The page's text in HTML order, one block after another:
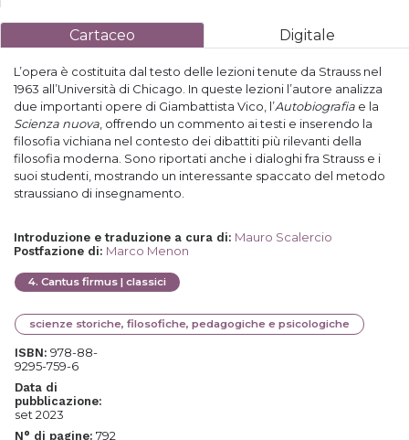
Cartaceo Digitale
L’opera è costituita dal testo delle lezioni tenute da Strauss nel
1963 all’Università di Chicago. In queste lezioni l’autore analizza
due importanti opere di Giambattista Vico, l’Autobiografia e la
Scienza nuova , offrendo un commento ai testi e inserendo la
filosofia vichiana nel contesto dei dibattiti più rilevanti della
filosofia moderna. Sono riportati anche i dialoghi fra Strauss e i
suoi studenti, mostrando un interessante spaccato del metodo
straussiano di insegnamento.
Introduzione e traduzione a cura di: Mauro Scalercio
Postfazione di: Marco Menon
4. Cantus firmus | classici
scienze storiche, filosofiche, pedagogiche e psicologiche
ISBN: 978-88-
9295-759-6
Data di
pubblicazione:
set 2023
N° di pagine: 792